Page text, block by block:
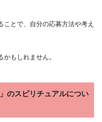
とで、自分の応募方法や考え
もしれません。
のスピリチュアルについ